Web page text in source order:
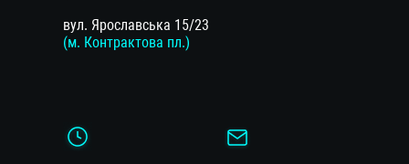
вул. Ярославська 15/23
(м. Контрактова пл.)